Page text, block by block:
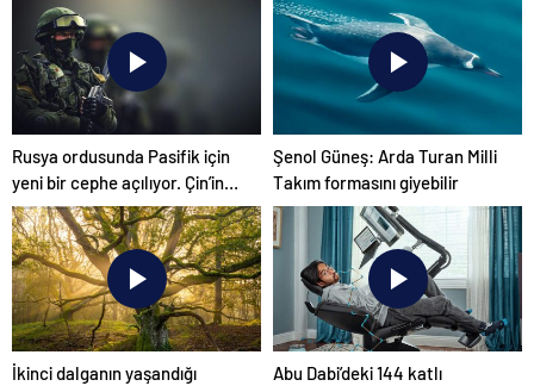
Rusya ordusunda Pasifik için
yeni bir cephe açılıyor. Çin’in
ilk tepkisi!
Şenol Güneş: Arda Turan Milli
Takım formasını giyebilir
İkinci dalganın yaşandığı
Abu Dabi’deki 144 katlı